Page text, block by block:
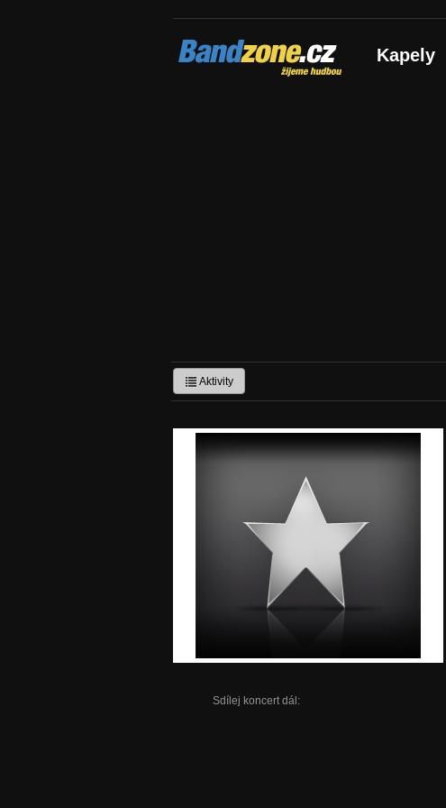
Bandzone.cz
žijeme hudbou Kapely
Aktivity
Sdílej koncert dál: